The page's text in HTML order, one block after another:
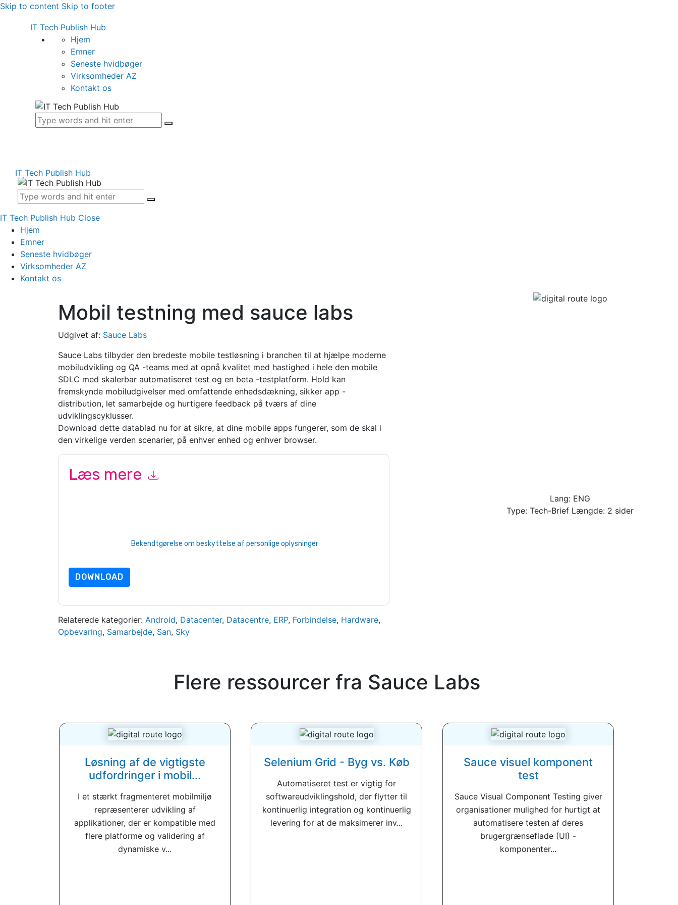
Skip to content Skip to footer
IT Tech Publish Hub
Hjem
Emner
Seneste hvidbøger
Virksomheder AZ
Kontakt os
IT Tech Publish Hub
IT Tech Publish Hub Close
Hjem
Emner
Seneste hvidbøger
Virksomheder AZ
Kontakt os
Mobil testning med sauce labs
Udgivet af: Sauce Labs
Sauce Labs tilbyder den bredeste mobile testløsning i branchen til at hjælpe moderne
mobiludvikling og QA -teams med at opnå kvalitet med hastighed i hele den mobile
SDLC med skalerbar automatiseret test og en beta -testplatform. Hold kan
fremskynde mobiludgivelser med omfattende enhedsdækning, sikker app -
distribution, let samarbejde og hurtigere feedback på tværs af dine
udviklingscyklusser.
Download dette datablad nu for at sikre, at dine mobile apps fungerer, som de skal i
den virkelige verden scenarier, på enhver enhed og enhver browser.
Læs mere
Bekendtgørelse om beskyttelse af personlige oplysninger. Hvis du har
DOWNLOAD
Relaterede kategorier: Android, Datacenter, Datacentre, ERP, Forbindelse, Hardware,
Opbevaring, Samarbejde, San, Sky
Lang: ENG
Type: Tech-Brief Længde: 2 sider
Flere ressourcer fra Sauce Labs
Løsning af de vigtigste
udfordringer i mobil...
I et stærkt fragmenteret mobilmiljø
repræsenterer udvikling af
applikationer, der er kompatible med
flere platforme og validering af
dynamiske v...
Selenium Grid - Byg vs. Køb
Automatiseret test er vigtig for
softwareudviklingshold, der flytter til
kontinuerlig integration og kontinuerlig
levering for at de maksimerer inv...
Sauce visuel komponent
test
Sauce Visual Component Testing giver
organisationer mulighed for hurtigt at
automatisere testen af ​​deres
brugergrænseflade (UI) -
komponenter...